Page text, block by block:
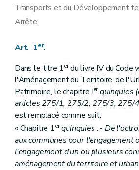
Transports et du Développement
Arrête:
Art. 1er.
Dans le titre 1erdu livre IV du Code
l'Aménagement du Territoire, de
Patrimoine, le chapitre Ier quinquies
articles 275/1, 275/2, 275/3, 275/
est remplacé comme suit:
« Chapitre 1er quinquies . - De
aux communes pour l'engagement
l'engagement d'un ou plusieurs
aménagement du territoire et